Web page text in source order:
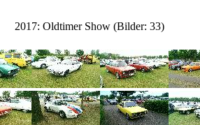
2017: Oldtimer Show (Bilder: 33)